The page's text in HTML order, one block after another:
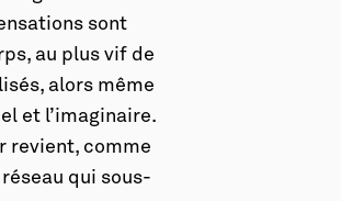
sont
au plus vif de
alors même
et l’imaginaire.
revient, comme
qui sous-